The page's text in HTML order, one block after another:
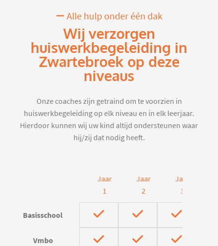
Alle hulp onder één dak
Wij verzorgen
huiswerkbegeleiding in
Zwartebroek op deze
niveaus
Onze coaches zijn getraind om te voorzien in
huiswerkbegeleiding op elk niveau en in elk leerjaar.
Hierdoor kunnen wij uw kind altijd ondersteunen waar
hij/zij dat nodig heeft.
Jaar
1
Jaar
2
Jaar
3
Basisschool
Vmbo